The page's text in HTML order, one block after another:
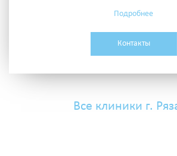
Подробнее
Контакты
Все клиники г.